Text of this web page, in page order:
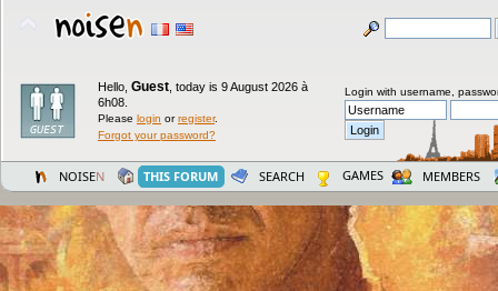
Hello, Guest today is 9 August 2026 à
6h08.
Please login orregister.
Forgot your password?
Login with username,
NOISEN THIS FORUM SEARCH GAMES MEMBERS